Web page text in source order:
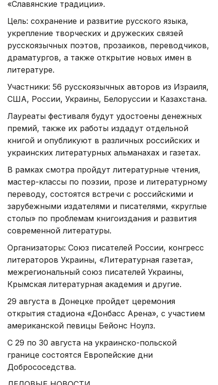
«Славянские традиции».
Цель: сохранение и развитие русского языка,
укрепление творческих и дружеских связей
русскоязычных поэтов, прозаиков, переводчиков,
драматургов, а также открытие новых имен в
литературе.
Участники: 56 русскоязычных авторов из Израиля,
США, России, Украины, Белоруссии и Казахстана.
Лауреаты фестиваля будут удостоены денежных
премий, также их работы издадут отдельной
книгой и опубликуют в различных российских и
украинских литературных альманахах и газетах.
В рамках смотра пройдут литературные чтения,
мастер-классы по поэзии, прозе и литературному
переводу, состоятся встречи с российскими и
зарубежными издателями и писателями, «круглые
столы» по проблемам книгоиздания и развития
современной литературы.
Организаторы: Союз писателей России, конгресс
литераторов Украины, «Литературная газета»,
межрегиональный союз писателей Украины,
Крымская литературная академия и другие.
29 августа в Донецке пройдет церемония
открытия стадиона «Донбасс Арена», с участием
американской певицы Бейонс Ноулз.
С 29 по 30 августа на украинско-польской
границе состоятся Европейские дни
Добрососедства.